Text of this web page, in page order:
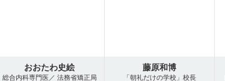
おおたわ史絵
総合内科専門医／ 法務省矯正局
藤原和博
「朝礼だけの学校」校長